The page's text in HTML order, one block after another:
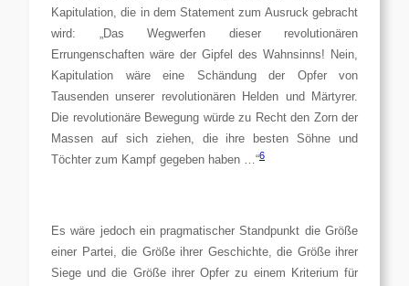
Kapitulation, die in dem Statement zum Ausruck gebracht
wird: „Das Wegwerfen dieser revolutionären
Errungenschaften wäre der Gipfel des Wahnsinns! Nein,
Kapitulation wäre eine Schändung der Opfer von
Tausenden unserer revolutionären Helden und Märtyrer.
Die revolutionäre Bewegung würde zu Recht den Zorn der
Massen auf sich ziehen, die ihre besten Söhne und
Töchter zum Kampf gegeben haben …“6
Es wäre jedoch ein pragmatischer Standpunkt die Größe
einer Partei, die Größe ihrer Geschichte, die Größe ihrer
Siege und die Größe ihrer Opfer zu einem Kriterium für